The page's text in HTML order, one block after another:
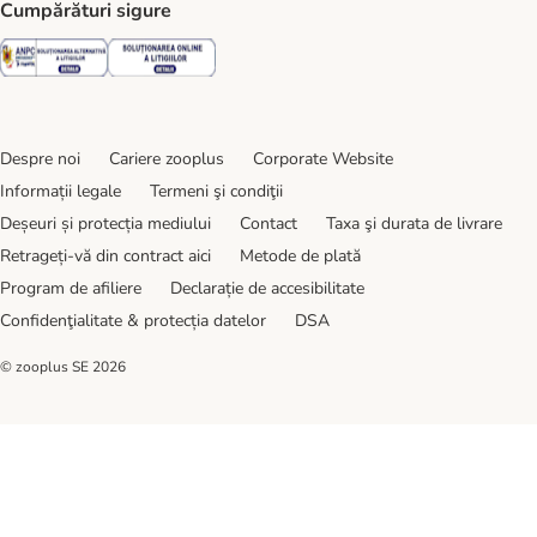
Cumpărături sigure
Security Security
Despre noi Cariere zooplus
Corporate Website
Informații legale
Termeni şi condiţii
Deșeuri și protecția mediului
Contact
Taxa şi durata de livrare
Retrageți-vă din contract aici
Metode de plată
Program de afiliere
Declarație de accesibilitate
Confidenţialitate & protecția datelor
DSA
© zooplus SE 2026